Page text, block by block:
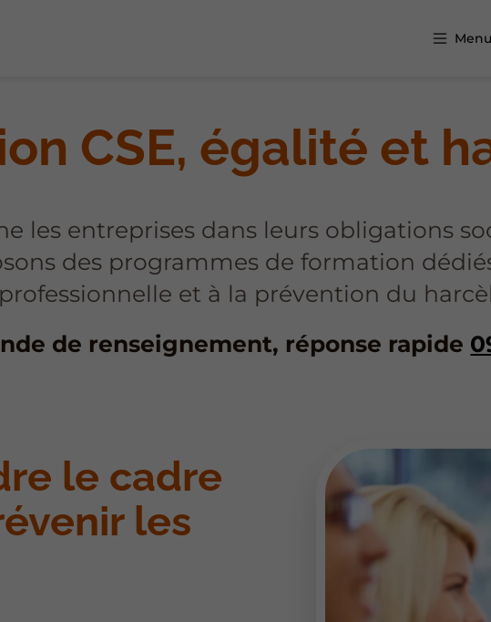
Menu
CSE, égalité et
les entreprises dans leurs obligations
des programmes de formation dédiés
professionnelle et à la prévention du
de renseignement, réponse rapide
le cadre
les